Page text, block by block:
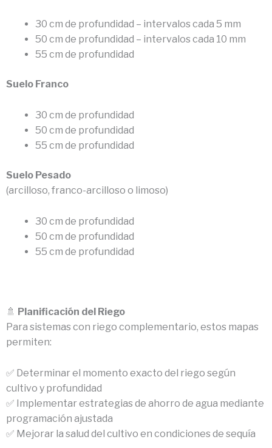
30 cm de profundidad – intervalos cada 5 mm
50 cm de profundidad – intervalos cada 10 mm
55 cm de profundidad
Suelo Franco
30 cm de profundidad
50 cm de profundidad
55 cm de profundidad
Suelo Pesado
(arcilloso, franco-arcilloso o limoso)
30 cm de profundidad
50 cm de profundidad
55 cm de profundidad
🚿 Planificación del Riego
Para sistemas con riego complementario, estos mapas
permiten:
✅ Determinar el momento exacto del riego según
cultivo y profundidad
✅ Implementar estrategias de ahorro de agua mediante
programación ajustada
✅ Mejorar la salud del cultivo en condiciones de sequía